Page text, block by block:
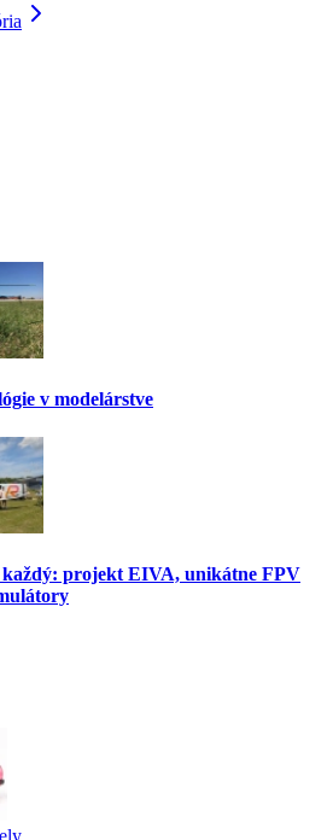
v modelárstve
projekt EIVA, unikátne FPV